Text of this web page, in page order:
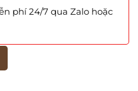
phí 24/7 qua Zalo hoặc